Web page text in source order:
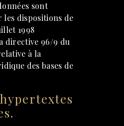
sont
les dispositions de
1998
directive 96/9 du
à la
des bases de